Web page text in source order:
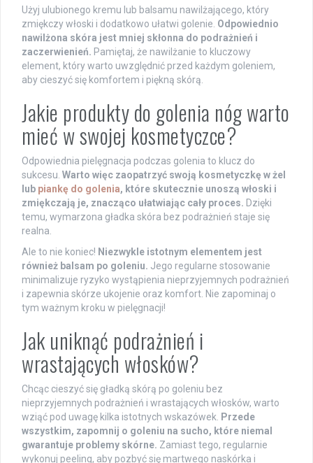
Użyj ulubionego kremu lub balsamu nawilżającego, który
zmiękczy włoski i dodatkowo ułatwi golenie. Odpowiednio
nawilżona skóra jest mniej skłonna do podrażnień i
zaczerwienień. Pamiętaj, że nawilżanie to kluczowy
element, który warto uwzględnić przed każdym goleniem,
aby cieszyć się komfortem i piękną skórą.
Jakie produkty do golenia nóg warto
mieć w swojej kosmetyczce?
Odpowiednia pielęgnacja podczas golenia to klucz do
sukcesu. Warto więc zaopatrzyć swoją kosmetyczkę w żel
lub piankę do golenia, które skutecznie unoszą włoski i
zmiękczają je, znacząco ułatwiając cały proces. Dzięki
temu, wymarzona gładka skóra bez podrażnień staje się
realna.
Ale to nie koniec! Niezwykle istotnym elementem jest
również balsam po goleniu. Jego regularne stosowanie
minimalizuje ryzyko wystąpienia nieprzyjemnych podrażnień
i zapewnia skórze ukojenie oraz komfort. Nie zapominaj o
tym ważnym kroku w pielęgnacji!
Jak uniknąć podrażnień i
wrastających włosków?
Chcąc cieszyć się gładką skórą po goleniu bez
nieprzyjemnych podrażnień i wrastających włosków, warto
wziąć pod uwagę kilka istotnych wskazówek.
Przede
wszystkim, zapomnij o goleniu na sucho, które niemal
gwarantuje problemy skórne. Zamiast tego, regularnie
wykonuj peeling, aby pozbyć się martwego naskórka i